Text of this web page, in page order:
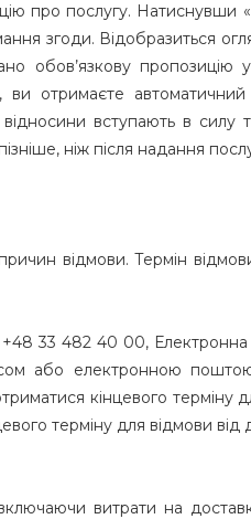
про послугу.
згоди. Відобразиться
обов’язкову пропозицію
отримаєте автоматичний
вступають в силу
ніж після надання
відмови. Термін
33 482 40 00,
або електронною
кінцевого терміну
терміну для відмови від
витрати на